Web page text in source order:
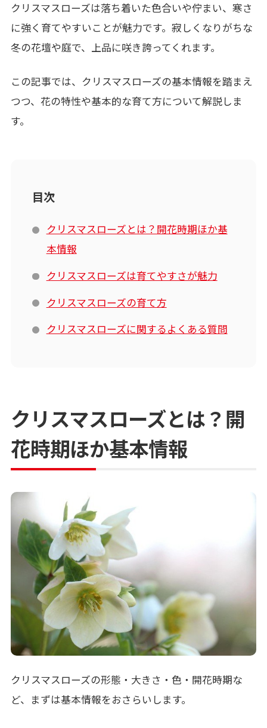
クリスマスローズは落ち着いた色合いや佇まい、寒さ
に強く育てやすいことが魅力です。寂しくなりがちな
冬の花壇や庭で、上品に咲き誇ってくれます。
この記事では、クリスマスローズの基本情報を踏まえ
つつ、花の特性や基本的な育て方について解説しま
す。
目次
クリスマスローズとは？開花時期ほか基
本情報
クリスマスローズは育てやすさが魅力
クリスマスローズの育て方
クリスマスローズに関するよくある質問
クリスマスローズとは？開
花時期ほか基本情報
クリスマスローズの形態・大きさ・色・開花時期な
ど、まずは基本情報をおさらいします。